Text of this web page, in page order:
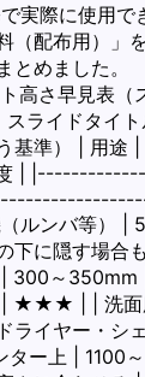
実際に使用で
（配布用）」
とめました。
高さ早見表（
ライドタイ
基準） | 用途 |
度 |
ルンバ等） |
の下に隠す場
300～350mm
| ★★★ | | 洗面
イヤー・シ
ー上 | 1100